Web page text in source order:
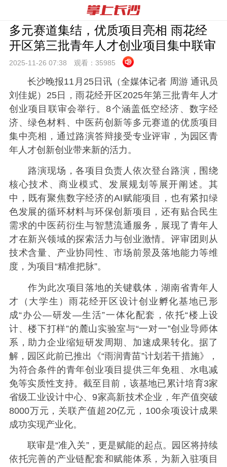
多元赛道集结，优质项目亮相 雨花经
开区第三批青年人才创业项目集中联审
2025-11-26 07:38 观看： 35985
长沙晚报11月25日讯（全媒体记者 周游 通讯员
刘佳妮）25日，雨花经开区2025年第三批青年人才
创业项目联审会举行。8个涵盖低空经济、数字经
济、绿色材料、中医药创新等多元赛道的优质项目
集中亮相，通过路演答辩接受专业评审，为园区青
年人才创新创业带来新的活力。
路演现场，各项目负责人依次登台路演，围绕
核心技术、商业模式、发展规划等展开阐述。其
中，既有聚焦数字经济的AI赋能项目，也有紧扣绿
色发展的循环材料与环保创新项目，还有贴合民生
需求的中医药衍生与智慧流通服务，展现了青年人
才在新兴领域的探索活力与创业激情。评审团则从
技术含量、产业协同性、市场前景及落地能力等维
度，为项目“精准把脉”。
作为此次项目落地的关键载体，湖南省青年人
才（大学生）雨花经开区设计创业孵化基地已形
成“办公—研发—生活”一体化配套，依托“楼上设
计、楼下打样”的麓山实验室与“一对一”创业导师体
系，助力企业缩短研发周期、加速成果转化。据了
解，园区此前已推出《“雨润青苗”计划若干措施》，
为符合条件的青年创业项目提供三年免租、水电减
免等实质性支持。截至目前，该基地已累计培育3家
省级工业设计中心、9家高新技术企业，年产值突破
8000万元，关联产值超20亿元，100余项设计成果
成功实现产业化。
联审是“准入关”，更是赋能的起点。园区将持续
依托完善的产业链配套和赋能体系，为新入驻项目